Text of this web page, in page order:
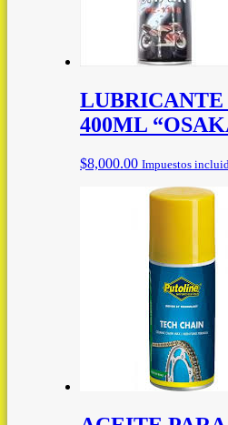
LUBRICANTE
400ML
$8,000.00 Impuestos